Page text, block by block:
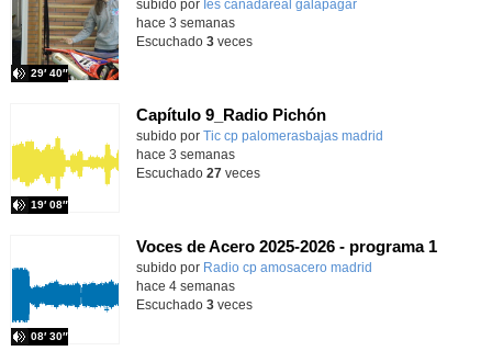
subido por Ies canadareal galapagar
29′ 40″
-
hace 3 semanas
Escuchado 3veces
Capítulo 9_Radio Pichón
Contenido educativo.
subido por Tic cp palomerasbajas madrid
19′ 08″
hace 3 semanas
Escuchado 27veces
Voces de Acero 2025-2026 - programa 1
Contenido educativo.
subido por Radio cp amosacero madrid
08′ 30″
hace 4 semanas
Escuchado 3veces